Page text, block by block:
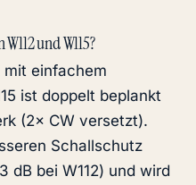
und W115?
mit einfachem
ist doppelt beplankt
(2× CW versetzt).
Schallschutz
dB bei W112) und wird